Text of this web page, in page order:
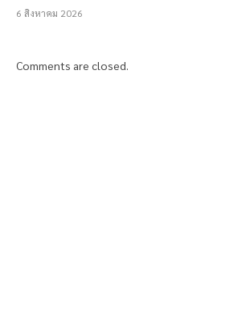
6 สิงหาคม 2026
Comments are closed.